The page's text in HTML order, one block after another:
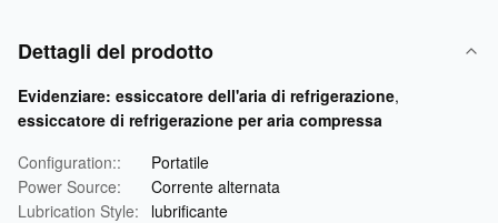
Dettagli del prodotto
Evidenziare: essiccatore dell'aria di refrigerazione,
essiccatore di refrigerazione per aria compressa
Configuration::
Portatile
Power Source:
Corrente alternata
Lubrication Style:
lubrificante